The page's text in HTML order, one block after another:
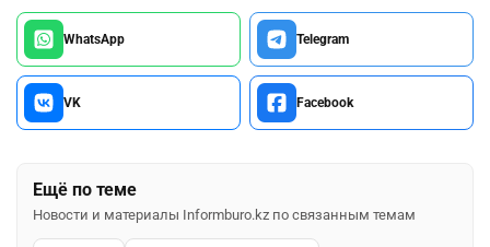
WhatsApp Telegram
VK Facebook
Ещё по теме
Новости и материалы Informburo.kz по связанным темам